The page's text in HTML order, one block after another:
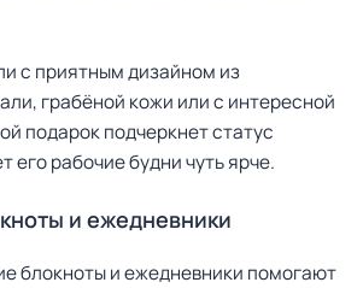
с приятным дизайном из
грабёной кожи или с интересной
подарок подчеркнет статус
его рабочие будни чуть ярче.
и ежедневники
блокноты и ежедневники помогают